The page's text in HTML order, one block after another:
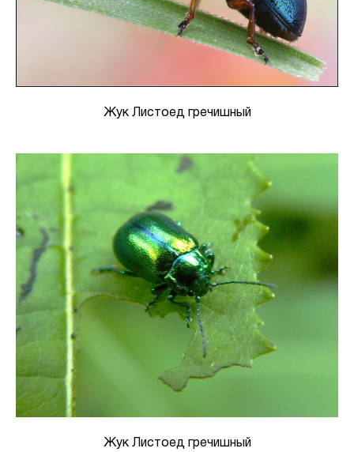
Жук Листоед гречишный
Жук Листоед гречишный